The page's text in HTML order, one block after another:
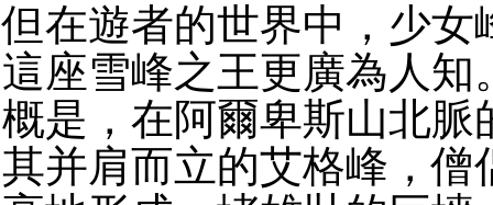
但在遊者的世界中，少女
這座雪峰之王更廣為人知
概是，在阿爾卑斯山北脈
其并肩而立的艾格峰，僧